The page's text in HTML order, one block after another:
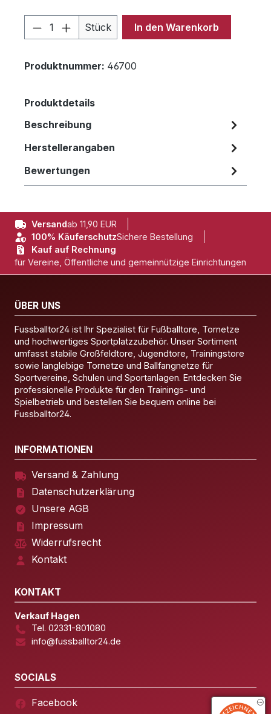
Produkt Anzahl: Gib den
Stück In den Warenkorb
Produktnummer: 46700
Produktdetails
Beschreibung
Herstellerangaben
Bewertungen
Versandab 11,90 EUR
100% KäuferschutzSichere Bestellung
Kauf auf Rechnung
für Vereine, Öffentliche und gemeinnützige Einrichtungen
ÜBER UNS
Fussballtor24 ist Ihr Spezialist für Fußballtore, Tornetze
und hochwertiges Sportplatzzubehör. Unser Sortiment
umfasst stabile Großfeldtore, Jugendtore, Trainingstore
sowie langlebige Tornetze und Ballfangnetze für
Sportvereine, Schulen und Sportanlagen. Entdecken Sie
professionelle Produkte für den Trainings- und
Spielbetrieb und bestellen Sie bequem online bei
Fussballtor24.
INFORMATIONEN
Versand & Zahlung
Datenschutzerklärung
Unsere AGB
Impressum
Widerrufsrecht
Kontakt
KONTAKT
Verkauf Hagen
Tel. 02331-801080
info@fussballtor24.de
SOCIALS
Facebook